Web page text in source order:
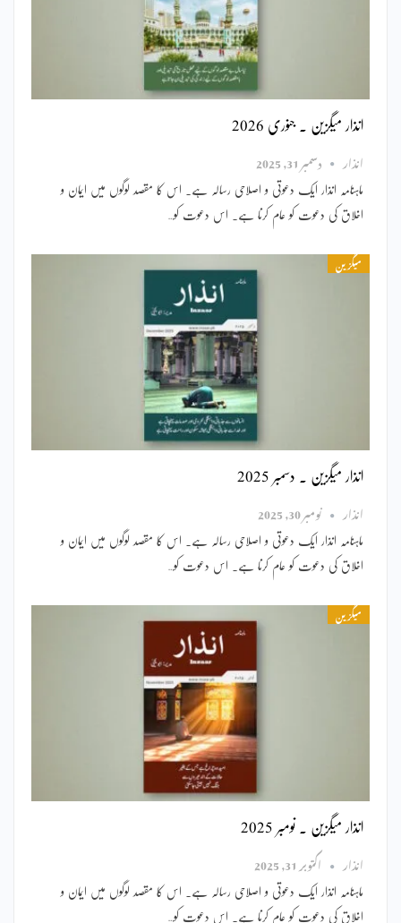
انذار میگزین ۔ جنوری 2026
انذار دسمبر 31, 2025
ماہنامہ انذار ایک دعوتی و اصلاحی رسالہ ہے۔ اس کا مقصد لوگوں میں ایمان و
اخلاق کی دعوت کو عام کرنا ہے۔ اس دعوت کو…
میگزین
انذار میگزین ۔ دسمبر 2025
انذار نومبر 30, 2025
ماہنامہ انذار ایک دعوتی و اصلاحی رسالہ ہے۔ اس کا مقصد لوگوں میں ایمان و
اخلاق کی دعوت کو عام کرنا ہے۔ اس دعوت کو…
میگزین
انذار میگزین ۔ نومبر 2025
انذار اکتوبر 31, 2025
ماہنامہ انذار ایک دعوتی و اصلاحی رسالہ ہے۔ اس کا مقصد لوگوں میں ایمان و
اخلاق کی دعوت کو عام کرنا ہے۔ اس دعوت کو…